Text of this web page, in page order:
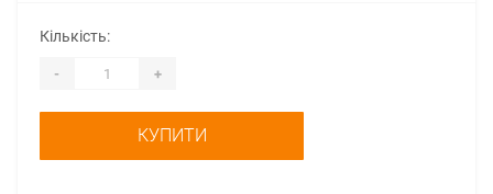
Кількість:
- +
КУПИТИ